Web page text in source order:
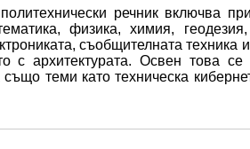
речник включва
физика, химия,
съобщителната
с архитектурата. Освен това
теми като техническа